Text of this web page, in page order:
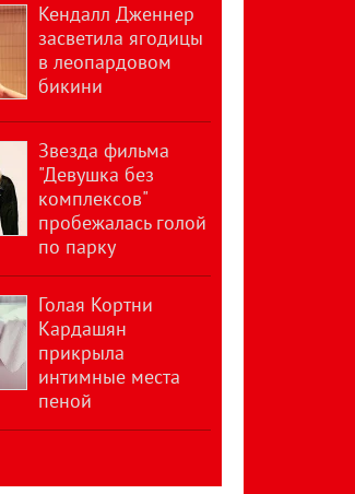
Кендалл Дженнер
засветила ягодицы
в леопардовом
бикини
Звезда фильма
"Девушка без
комплексов"
пробежалась голой
по парку
Голая Кортни
Кардашян
прикрыла
интимные места
пеной